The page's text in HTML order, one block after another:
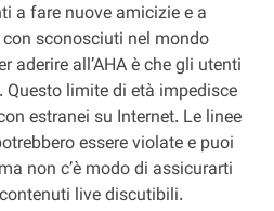
a fare nuove amicizie e a
sconosciuti nel mondo
aderire all’AHA è che gli utenti
limite di età impedisce
estranei su Internet. Le linee
essere violate e puoi
non c’è modo di assicurarti
live discutibili.